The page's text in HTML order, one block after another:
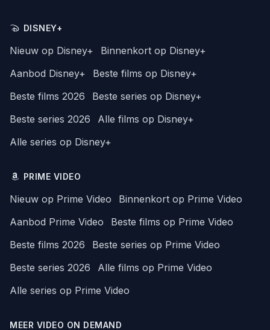
DISNEY+
Nieuw op Disney+
Binnenkort op Disney+
Aanbod Disney+
Beste films op Disney+
Beste films 2026
Beste series op Disney+
Beste series 2026
Alle films op Disney+
Alle series op Disney+
PRIME VIDEO
Nieuw op Prime Video
Binnenkort op Prime Video
Aanbod Prime Video
Beste films op Prime Video
Beste films 2026
Beste series op Prime Video
Beste series 2026
Alle films op Prime Video
Alle series op Prime Video
MEER VIDEO ON DEMAND